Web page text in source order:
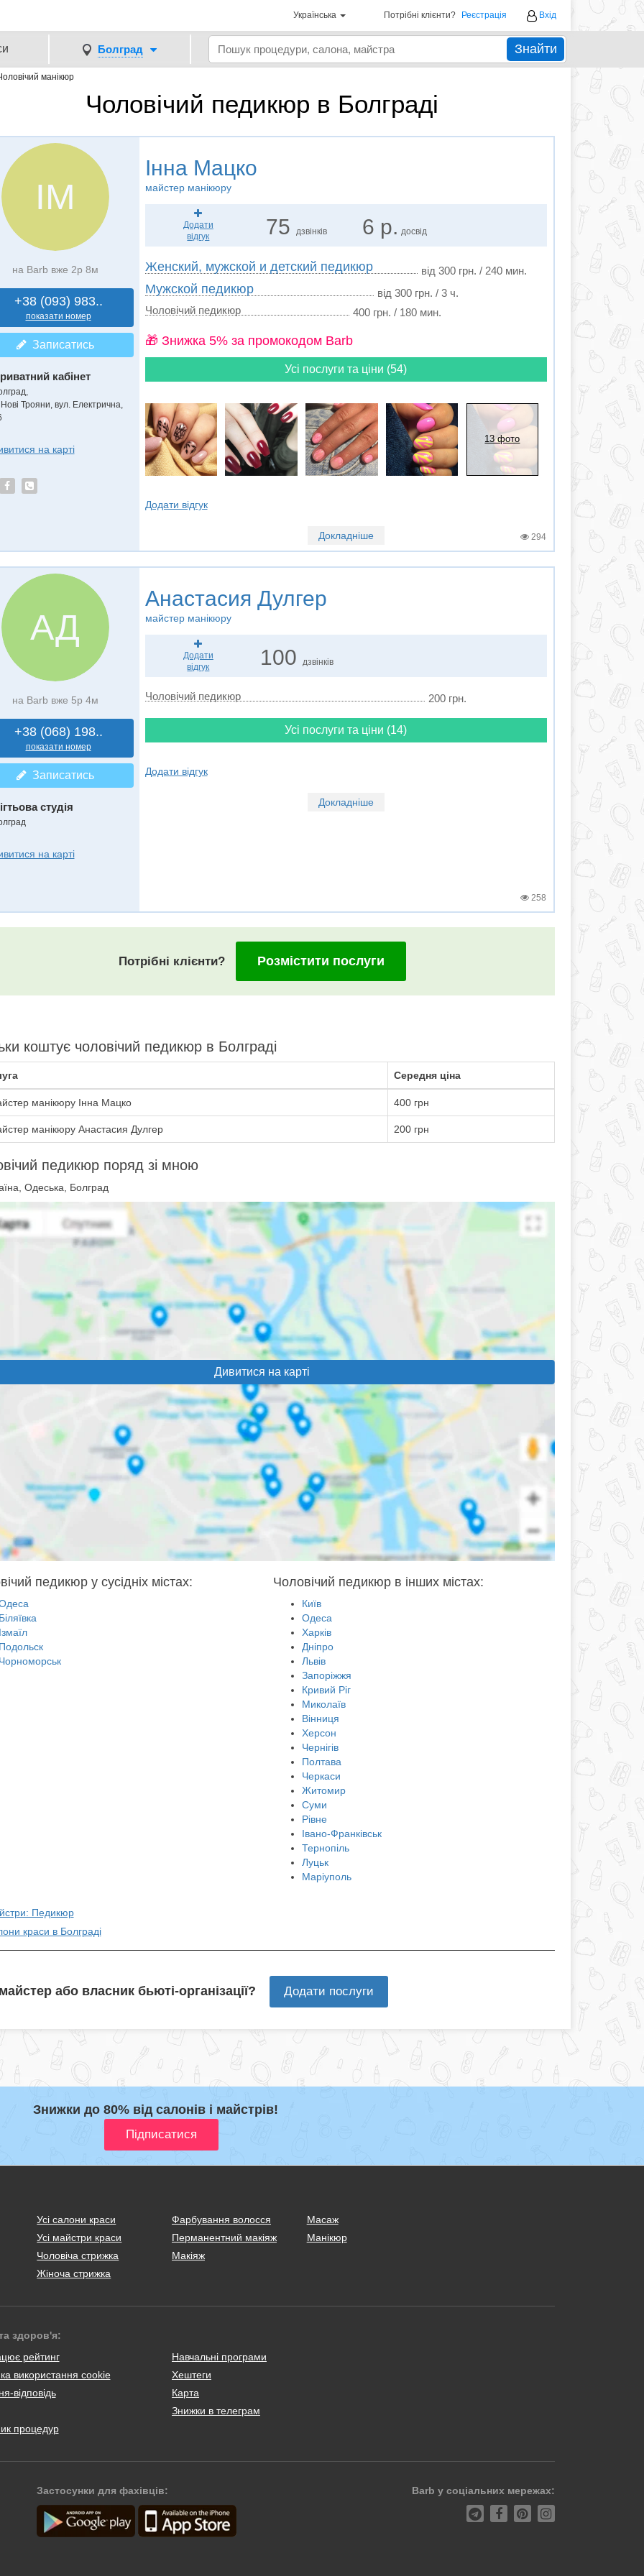
Українська Потрібні клієнти? Реєстрація Вхід
Болград Знайти
манікюр
Чоловічий педикюр в Болграді
ІМ
на Barb вже 2р 8м
+38 (093) 983..
показати номер
Записатись
кабінет
Трояни, вул. Електрична,
на карті
Інна Мацко
майстер манікюру
Додати
відгук
75 дзвінків 6 р. досвід
Женский, мужской и детский педикюр від 300 грн. / 240 мин.
Мужской педикюр
від 300 грн. / 3 ч.
Чоловічий педикюр
400 грн. / 180 мин.
🎁 Знижка 5% за промокодом Barb
Усі послуги та ціни (54)
13 фото
Додати відгук
Докладніше 294
АД
на Barb вже 5р 4м
+38 (068) 198..
показати номер
Записатись
студія
на карті
Анастасия Дулгер
майстер манікюру
Додати
відгук
100 дзвінків
Чоловічий педикюр 200 грн.
Усі послуги та ціни (14)
Додати відгук
Докладніше
258
Потрібні клієнти? Розмістити послуги
коштує чоловічий педикюр в Болграді
Середня ціна
манікюру Інна Мацко 400 грн
манікюру Анастасия Дулгер 200 грн
педикюр поряд зі мною
Одеська, Болград
Дивитися на карті
педикюр у сусідніх містах: Чоловічий педикюр в інших містах:
Київ
Одеса
Харків
Дніпро
Львів
Запоріжжя
Кривий Ріг
Миколаїв
Вінниця
Херсон
Чернігів
Полтава
Черкаси
Житомир
Суми
Рівне
Івано-Франківськ
Тернопіль
Луцьк
Маріуполь
Педикюр
краси в Болграді
або власник бьюті-організації? Додати послуги
Знижки до 80% від салонів і майстрів!
Усі салони краси
Усі майстри краси
Чоловіча стрижка
Жіноча стрижка
Фарбування волосся
Перманентний макіяж
Макіяж
Масаж
Манікюр
здоров'я:
рейтинг
використання cookie
відповідь
процедур
Навчальні програми
Хештеги
Карта
Знижки в телеграм
Застосунки для фахівців: Barb у соціальних мережах: